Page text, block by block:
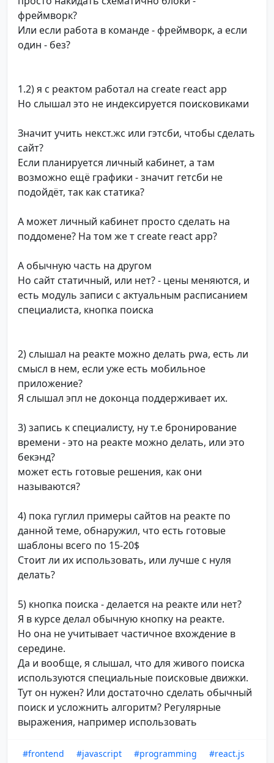
фреймворк?
Или если работа в команде - фреймворк, а если
один - без?
1.2) я с реактом работал на create react app
Но слышал это не индексируется поисковиками
Значит учить некст.жс или гэтсби, чтобы сделать
сайт?
Если планируется личный кабинет, а там
возможно ещё графики - значит гетсби не
подойдёт, так как статика?
А может личный кабинет просто сделать на
поддомене? На том же т create react app?
А обычную часть на другом
Но сайт статичный, или нет? - цены меняются, и
есть модуль записи с актуальным расписанием
специалиста, кнопка поиска
2) слышал на реакте можно делать pwa, есть ли
смысл в нем, если уже есть мобильное
приложение?
Я слышал эпл не доконца поддерживает их.
3) запись к специалисту, ну т.е бронирование
времени - это на реакте можно делать, или это
бекэнд?
может есть готовые решения, как они
называются?
4) пока гуглил примеры сайтов на реакте по
данной теме, обнаружил, что есть готовые
шаблоны всего по 15-20$
Стоит ли их использовать, или лучше с нуля
делать?
5) кнопка поиска - делается на реакте или нет?
Я в курсе делал обычную кнопку на реакте.
Но она не учитывает частичное вхождение в
середине.
Да и вообще, я слышал, что для живого поиска
используются специальные поисковые движки.
Тут он нужен? Или достаточно сделать обычный
поиск и усложнить алгоритм? Регулярные
выражения, например использовать
#frontend #javascript #programming
#react.js